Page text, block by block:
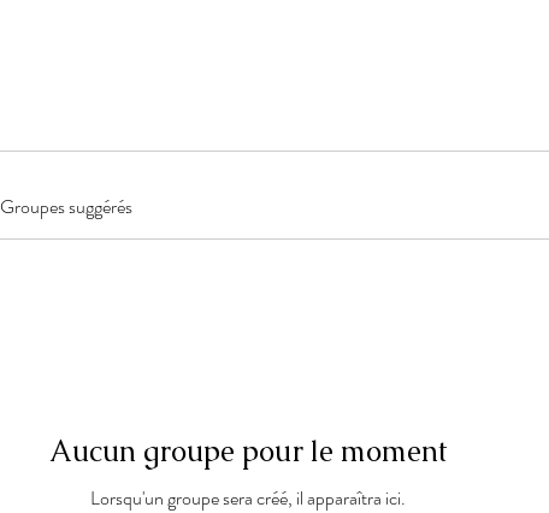
Groupes suggérés
Aucun groupe pour le moment
Lorsqu'un groupe sera créé, il apparaîtra ici.